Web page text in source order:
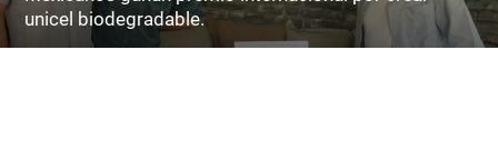
unicel biodegradable.